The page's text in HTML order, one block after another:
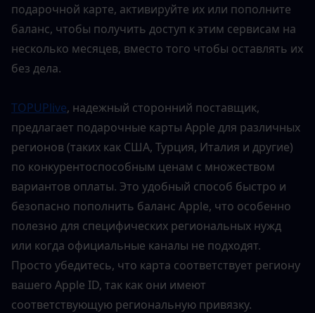
подарочной карте, активируйте их или пополните
баланс, чтобы получить доступ к этим сервисам на
несколько месяцев, вместо того чтобы оставлять их
без дела.
TOPUPlive, надежный сторонний поставщик,
предлагает подарочные карты Apple для различных
регионов (таких как США, Турция, Италия и другие)
по конкурентоспособным ценам с множеством
вариантов оплаты. Это удобный способ быстро и
безопасно пополнить баланс Apple, что особенно
полезно для специфических региональных нужд
или когда официальные каналы не подходят.
Просто убедитесь, что карта соответствует региону
вашего Apple ID, так как они имеют
соответствующую региональную привязку.